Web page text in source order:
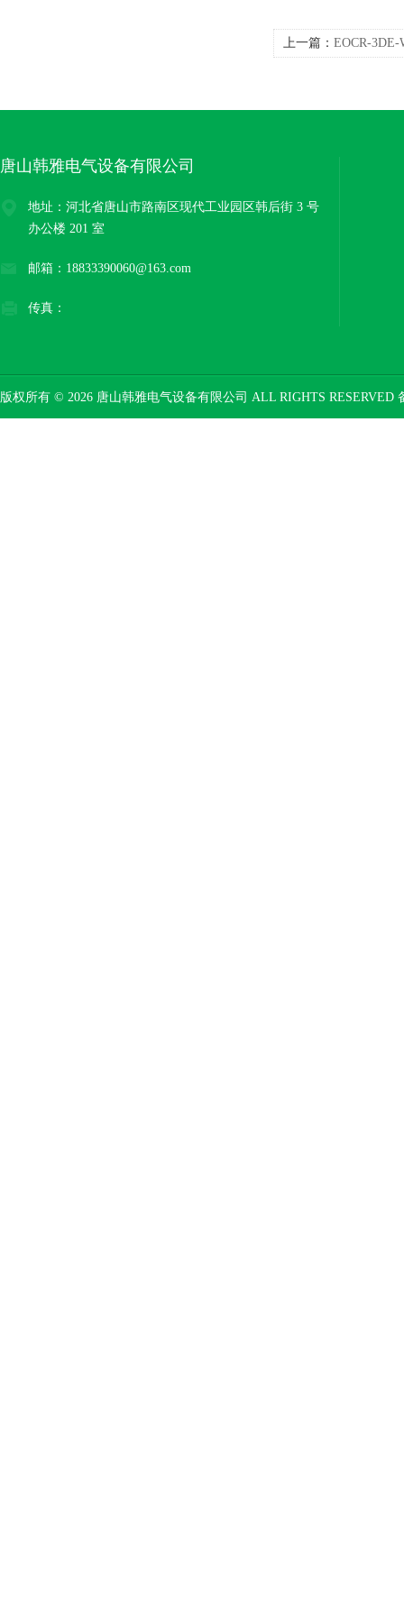
上一篇： EOCR-
唐山韩雅电气设备有限公司
地址：河北省唐山市路南区现代工业园区韩后街 3 号
办公楼 201 室
邮箱：18833390060@163.com
传真：
版权所有 © 2026 唐山韩雅电气设备有限公司 ALL RIGHTS RESERVED